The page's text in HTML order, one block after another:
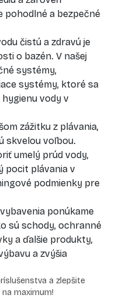
a bezpečné
čistú a zdravú je
o bazén. V našej
systémy,
systémy, ktoré sa
vody v
zážitku z plávania,
skvelou voľbou.
umelý prúd vody,
pocit plávania v
podmienky pre
ponúkame
sú schody, ochranné
a ďalšie produkty,
a zvýšia
a zlepšite
maximum!